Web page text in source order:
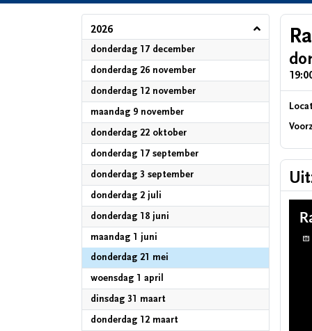
2026
donderdag 17 december2026
donderdag 26 november2026
donderdag 12 november2026
maandag 9 november2026
donderdag 22 oktober2026
donderdag 17 september2026
donderdag 3 september2026
donderdag 2 juli
donderdag 18 juni
maandag 1 juni
donderdag 21 mei
woensdag 1 april
dinsdag 31 maart2026
donderdag 12 maart2026